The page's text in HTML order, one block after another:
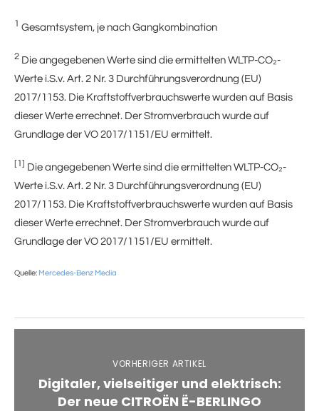
1 Gesamtsystem, je nach Gangkombination
2 Die angegebenen Werte sind die ermittelten WLTP-CO₂-
Werte i.S.v. Art. 2 Nr. 3 Durchführungsverordnung (EU)
2017/1153. Die Kraftstoffverbrauchswerte wurden auf Basis
dieser Werte errechnet. Der Stromverbrauch wurde auf
Grundlage der VO 2017/1151/EU ermittelt.
[1] Die angegebenen Werte sind die ermittelten WLTP-CO₂-
Werte i.S.v. Art. 2 Nr. 3 Durchführungsverordnung (EU)
2017/1153. Die Kraftstoffverbrauchswerte wurden auf Basis
dieser Werte errechnet. Der Stromverbrauch wurde auf
Grundlage der VO 2017/1151/EU ermittelt.
Quelle: Mercedes-Benz Media
VORHERIGER ARTIKEL
Digitaler, vielseitiger und elektrisch:
Der neue CITROËN Ë-BERLINGO